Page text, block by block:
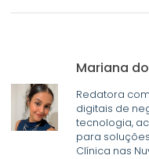
Mariana
Redatora
digitais de
tecnologia,
para
Clínica nas